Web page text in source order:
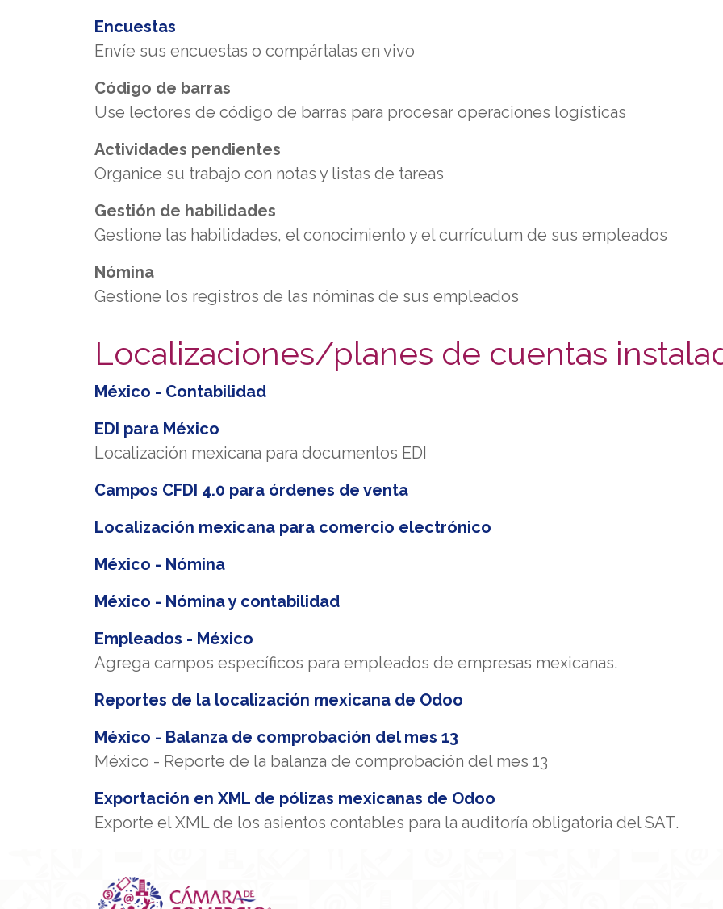
Encuestas
Envíe sus encuestas o compártalas en vivo
Código de barras
Use lectores de código de barras para procesar operaciones logísticas
Actividades pendientes
Organice su trabajo con notas y listas de tareas
Gestión de habilidades
Gestione las habilidades, el conocimiento y el currículum de sus empleados
Nómina
Gestione los registros de las nóminas de sus empleados
Localizaciones/planes de cuentas
México - Contabilidad
EDI para México
Localización mexicana para documentos EDI
Campos CFDI 4.0 para órdenes de venta
Localización mexicana para comercio electrónico
México - Nómina
México - Nómina y contabilidad
Empleados - México
Agrega campos específicos para empleados de empresas mexicanas.
Reportes de la localización mexicana de Odoo
México - Balanza de comprobación del mes 13
México - Reporte de la balanza de comprobación del mes 13
Exportación en XML de pólizas mexicanas de Odoo
Exporte el XML de los asientos contables para la auditoría obligatoria del SAT.